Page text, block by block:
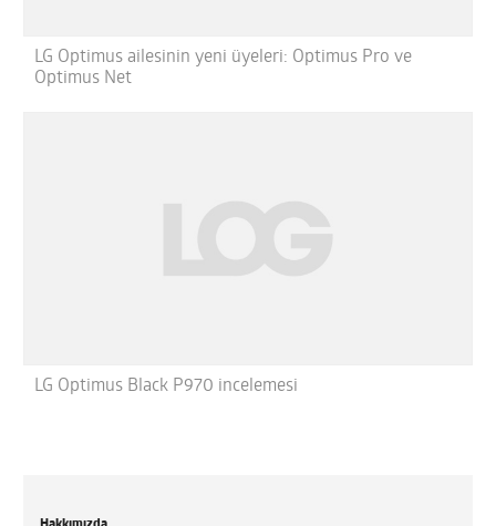
LG Optimus ailesinin yeni üyeleri: Optimus Pro ve
Optimus Net
LG Optimus Black P970 incelemesi